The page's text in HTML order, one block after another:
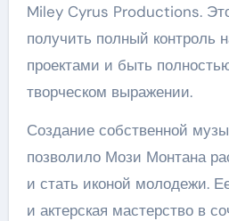
Miley Cyrus Productions.
получить полный контроль
проектами и быть
творческом выражении.
Создание собственной
позволило Мози Монтана
и стать иконой молодежи.
и актерская мастерство в